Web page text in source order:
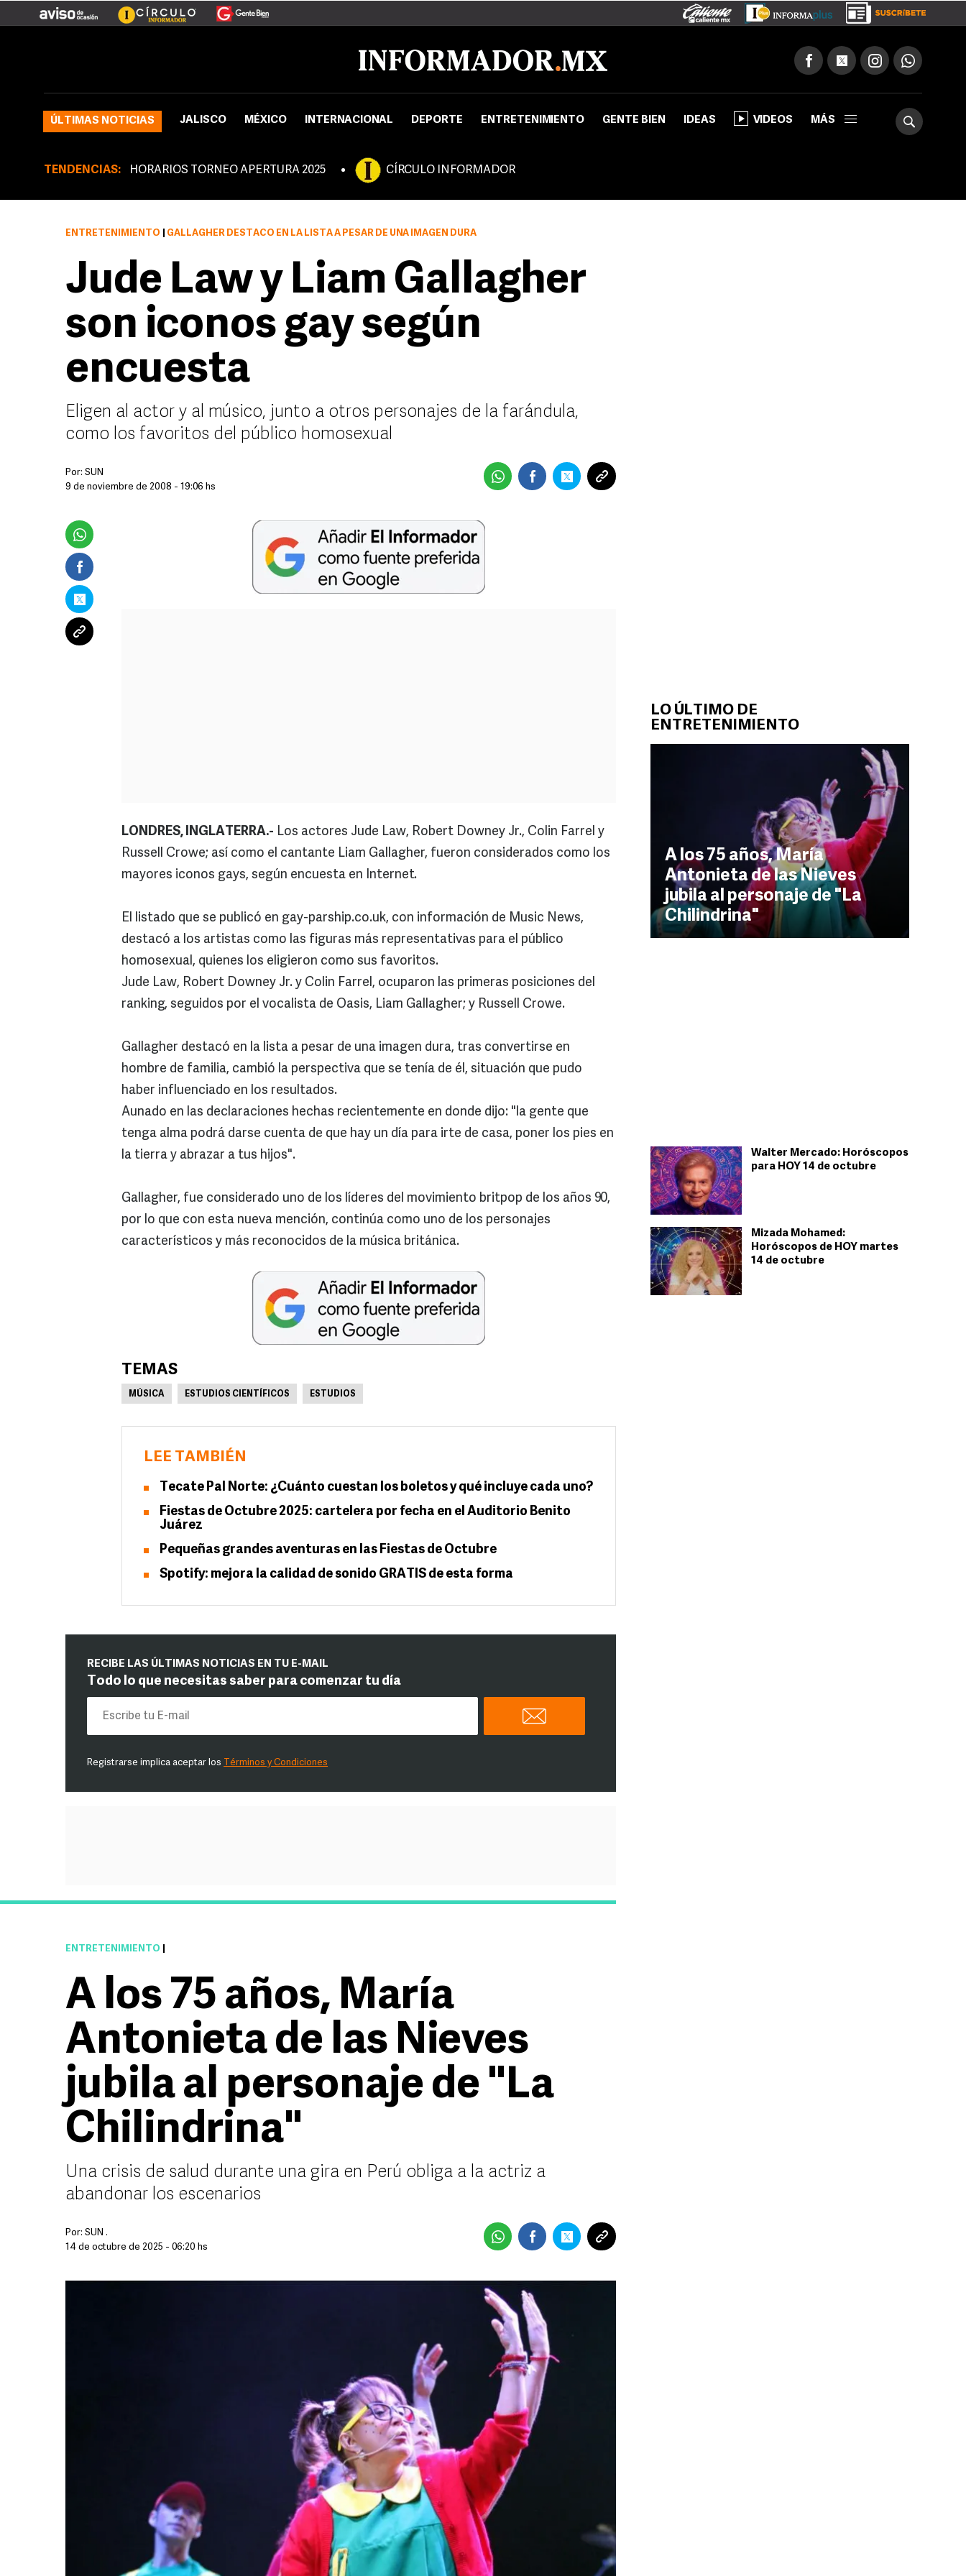
ÚLTIMAS NOTICIAS JALISCO MÉXICO INTERNACIONAL DEPORTE ENTRETENIMIENTO GENTE BIEN IDEAS VIDEOS MÁS
TENDENCIAS: HORARIOS TORNEO APERTURA 2025 CÍRCULO INFORMADOR
LO ÚLTIMO DE
ENTRETENIMIENTO
A los 75 años, María
Antonieta de las Nieves
jubila al personaje de "La
Chilindrina"
Walter Mercado: Horóscopos
para HOY 14 de octubre
Mizada Mohamed:
Horóscopos de HOY martes
14 de octubre
ENTRETENIMIENTO GALLAGHER DESTACÓ EN LA LISTA A PESAR DE UNA IMAGEN DURA
Jude Law y Liam Gallagher
son iconos gay según
encuesta
Eligen al actor y al músico, junto a otros personajes de la farándula,
como los favoritos del público homosexual
Por: SUN
9 de noviembre de 2008 - 19:06 hs
LONDRES, INGLATERRA.- Los actores Jude Law, Robert Downey Jr., Colin Farrel y
Russell Crowe; así como el cantante Liam Gallagher, fueron considerados como los
mayores iconos gays, según encuesta en Internet.
El listado que se publicó en gay-parship.co.uk, con información de Music News,
destacó a los artistas como las figuras más representativas para el público
homosexual, quienes los eligieron como sus favoritos.
Jude Law, Robert Downey Jr. y Colin Farrel, ocuparon las primeras posiciones del
ranking, seguidos por el vocalista de Oasis, Liam Gallagher; y Russell Crowe.
Gallagher destacó en la lista a pesar de una imagen dura, tras convertirse en
hombre de familia, cambió la perspectiva que se tenía de él, situación que pudo
haber influenciado en los resultados.
Aunado en las declaraciones hechas recientemente en donde dijo: "la gente que
tenga alma podrá darse cuenta de que hay un día para irte de casa, poner los pies en
la tierra y abrazar a tus hijos".
Gallagher, fue considerado uno de los líderes del movimiento britpop de los años 90,
por lo que con esta nueva mención, continúa como uno de los personajes
característicos y más reconocidos de la música británica.
TEMAS
MÚSICA ESTUDIOS CIENTÍFICOS ESTUDIOS
LEE TAMBIÉN
Tecate Pal Norte: ¿Cuánto cuestan los boletos y qué incluye cada uno?
Fiestas de Octubre 2025: cartelera por fecha en el Auditorio Benito
Juárez
Pequeñas grandes aventuras en las Fiestas de Octubre
Spotify: mejora la calidad de sonido GRATIS de esta forma
RECIBE LAS ÚLTIMAS NOTICIAS EN TU E-MAIL
Todo lo que necesitas saber para comenzar tu día
Registrarse implica aceptar los Términos y Condiciones
ENTRETENIMIENTO
A los 75 años, María
Antonieta de las Nieves
jubila al personaje de "La
Chilindrina"
Una crisis de salud durante una gira en Perú obliga a la actriz a
abandonar los escenarios
Por: SUN .
14 de octubre de 2025 - 06:20 hs